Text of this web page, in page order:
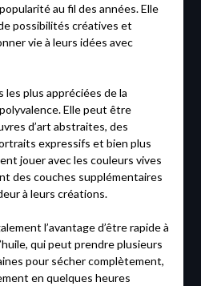
au fil des années. Elle
possibilités créatives et
vie à leurs idées avec
les plus appréciées de la
Elle peut être
d’art abstraites, des
expressifs et bien plus
jouer avec les couleurs vives
des couches supplémentaires
à leurs créations.
l’avantage d’être rapide à
qui peut prendre plusieurs
pour sécher complètement,
en quelques heures